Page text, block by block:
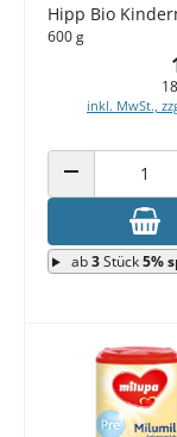
Hipp Bio
600 g
inkl. MwSt.,
ANZAHL
ab3Stück5%